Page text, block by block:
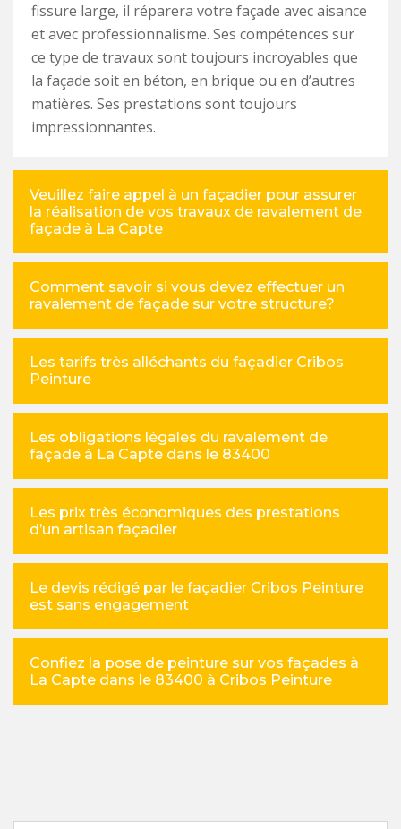
fissure large, il réparera votre façade avec aisance
et avec professionnalisme. Ses compétences sur
ce type de travaux sont toujours incroyables que
la façade soit en béton, en brique ou en d’autres
matières. Ses prestations sont toujours
impressionnantes.
Veuillez faire appel à un façadier pour assurer
la réalisation de vos travaux de ravalement de
façade à La Capte
Comment savoir si vous devez effectuer un
ravalement de façade sur votre structure?
Les tarifs très alléchants du façadier Cribos
Peinture
Les obligations légales du ravalement de
façade à La Capte dans le 83400
Les prix très économiques des prestations
d’un artisan façadier
Le devis rédigé par le façadier Cribos Peinture
est sans engagement
Confiez la pose de peinture sur vos façades à
La Capte dans le 83400 à Cribos Peinture